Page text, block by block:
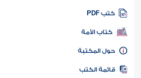
كتب PDF
كتاب الأمة
المكتبة